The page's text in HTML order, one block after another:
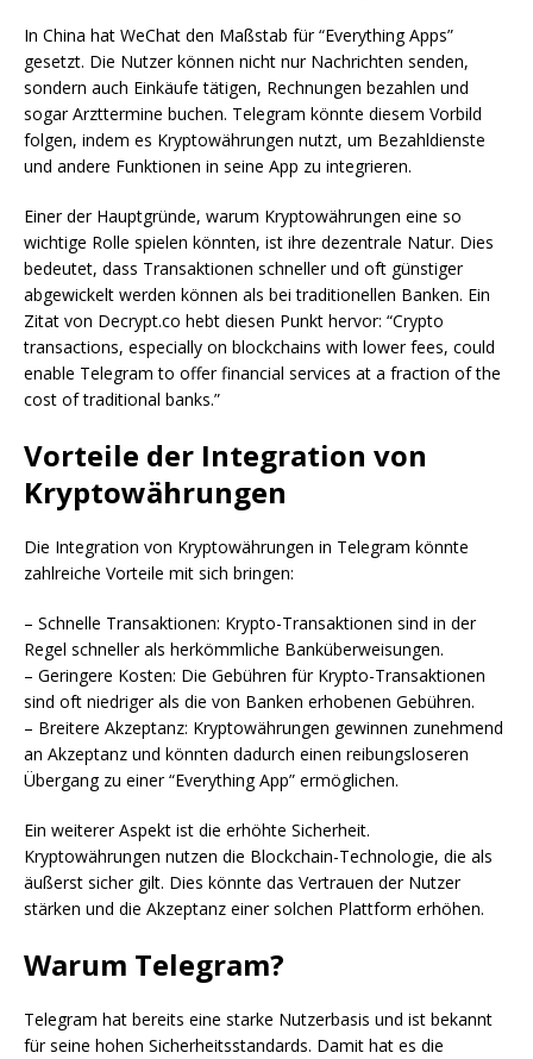
In China hat WeChat den Maßstab für “Everything Apps”
gesetzt. Die Nutzer können nicht nur Nachrichten senden,
sondern auch Einkäufe tätigen, Rechnungen bezahlen und
sogar Arzttermine buchen. Telegram könnte diesem Vorbild
folgen, indem es Kryptowährungen nutzt, um Bezahldienste
und andere Funktionen in seine App zu integrieren.
Einer der Hauptgründe, warum Kryptowährungen eine so
wichtige Rolle spielen könnten, ist ihre dezentrale Natur. Dies
bedeutet, dass Transaktionen schneller und oft günstiger
abgewickelt werden können als bei traditionellen Banken. Ein
Zitat von Decrypt.co hebt diesen Punkt hervor: “Crypto
transactions, especially on blockchains with lower fees, could
enable Telegram to offer financial services at a fraction of the
cost of traditional banks.”
Vorteile der Integration von
Kryptowährungen
Die Integration von Kryptowährungen in Telegram könnte
zahlreiche Vorteile mit sich bringen:
– Schnelle Transaktionen: Krypto-Transaktionen sind in der
Regel schneller als herkömmliche Banküberweisungen.
– Geringere Kosten: Die Gebühren für Krypto-Transaktionen
sind oft niedriger als die von Banken erhobenen Gebühren.
– Breitere Akzeptanz: Kryptowährungen gewinnen zunehmend
an Akzeptanz und könnten dadurch einen reibungsloseren
Übergang zu einer “Everything App” ermöglichen.
Ein weiterer Aspekt ist die erhöhte Sicherheit.
Kryptowährungen nutzen die Blockchain-Technologie, die als
äußerst sicher gilt. Dies könnte das Vertrauen der Nutzer
stärken und die Akzeptanz einer solchen Plattform erhöhen.
Warum Telegram?
Telegram hat bereits eine starke Nutzerbasis und ist bekannt
für seine hohen Sicherheitsstandards. Damit hat es die